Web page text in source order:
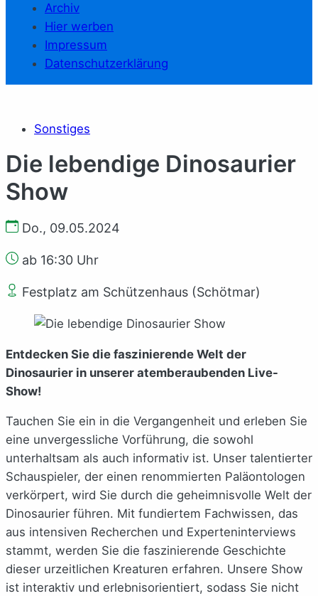
Archiv
Hier werben
Impressum
Datenschutzerklärung
Sonstiges
Die lebendige Dinosaurier
Show
Do., 09.05.2024
ab 16:30 Uhr
Festplatz am Schützenhaus (Schötmar)
Entdecken Sie die faszinierende Welt der
Dinosaurier in unserer atemberaubenden Live-
Show!
Tauchen Sie ein in die Vergangenheit und erleben Sie
eine unvergessliche Vorführung, die sowohl
unterhaltsam als auch informativ ist. Unser talentierter
Schauspieler, der einen renommierten Paläontologen
verkörpert, wird Sie durch die geheimnisvolle Welt der
Dinosaurier führen. Mit fundiertem Fachwissen, das
aus intensiven Recherchen und Experteninterviews
stammt, werden Sie die faszinierende Geschichte
dieser urzeitlichen Kreaturen erfahren. Unsere Show
ist interaktiv und erlebnisorientiert, sodass Sie nicht